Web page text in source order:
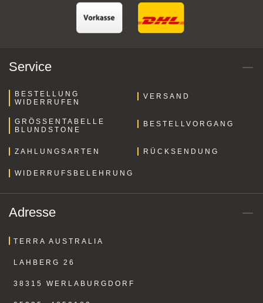
Service
BESTELLUNG
WIDERRUFEN
VERSAND
GRÖSSENTABELLE B
LUNDSTONE
BESTELLVORGANG
ZAHLUNGSARTEN RÜCKSENDUNG
WIDERRUFSBELEHRUNG
Adresse
TERRA AUSTRALIA
LAHBERG 26
38315 WERLABURGDORF